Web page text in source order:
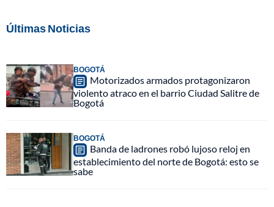
Últimas Noticias
BOGOTÁ
Motorizados armados protagonizaron
violento atraco en el barrio Ciudad Salitre de
Bogotá
BOGOTÁ
Banda de ladrones robó lujoso reloj en
establecimiento del norte de Bogotá: esto se
sabe